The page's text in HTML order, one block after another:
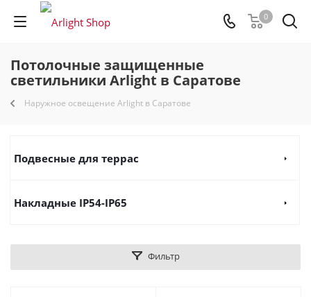
0
Потолочные защищенные
светильники Arlight в Саратове
Наружное освещение Arlight в Саратове
Подвесные для террас
Накладные IP54-IP65
Фильтр